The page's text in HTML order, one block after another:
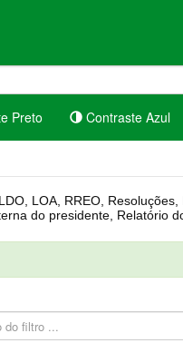
Preto Contraste Azul